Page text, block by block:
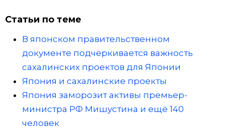
Статьи по теме
В японском правительственном
документе подчёркивается важность
сахалинских проектов для Японии
Япония и сахалинские проекты
Япония заморозит активы премьер-
министра РФ Мишустина и ещё 140
человек